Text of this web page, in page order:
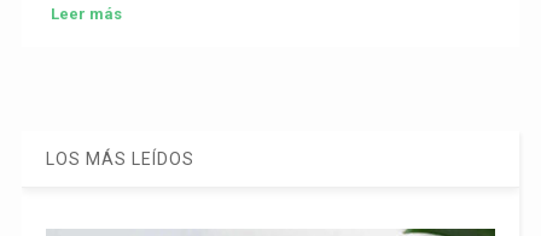
Leer más
LOS MÁS LEÍDOS